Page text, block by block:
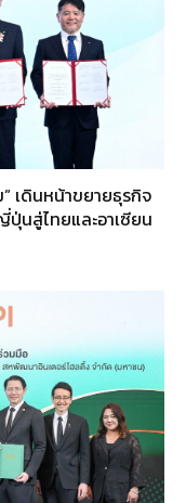
เดินหน้าขยายธุรกิจ
นสู่ไทยและอาเซียน